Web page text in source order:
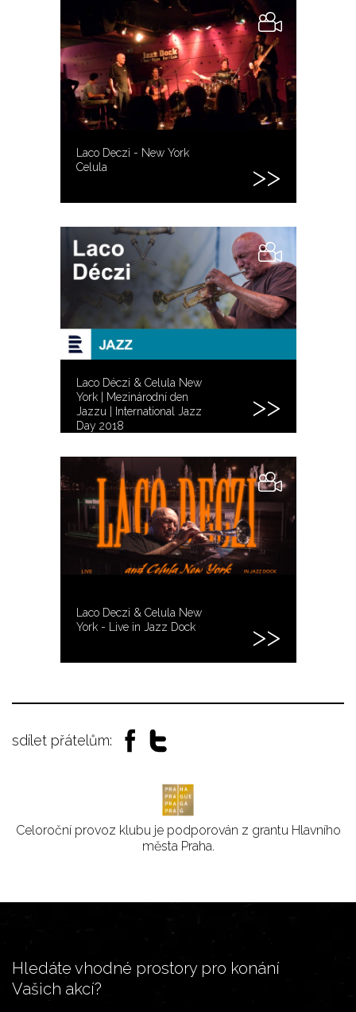
Laco Deczi - New York
Celula
Laco Déczi & Celula New
York | Mezinárodní den
Jazzu | International Jazz
Day 2018
Laco Deczi & Celula New
York - Live in Jazz Dock
sdílet přátelům:
Celoroční provoz klubu je podporován z grantu Hlavního
města Praha.
Hledáte vhodné prostory pro konání
Vašich akcí?